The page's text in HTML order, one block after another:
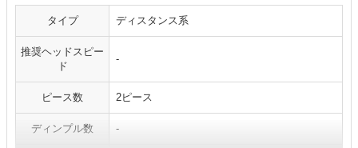
タイプ ディスタンス系
推奨ヘッドスピー
ド
-
ピース数 2ピース
ディンプル数 -